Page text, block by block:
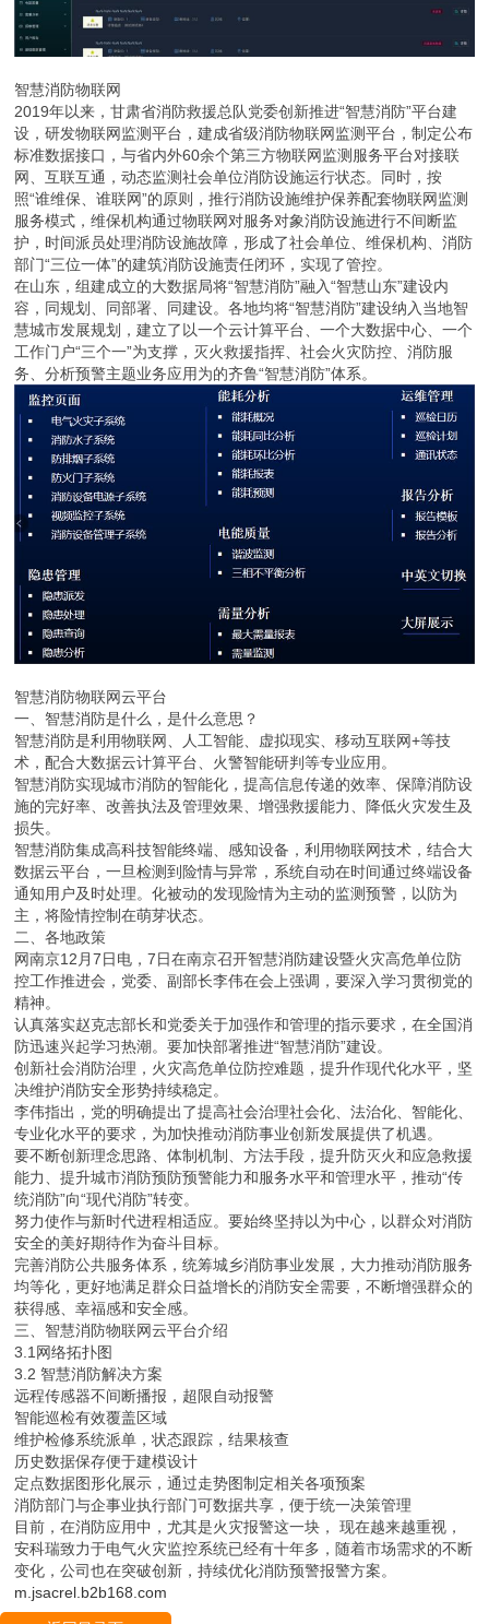
智慧消防物联网
2019年以来，甘肃省消防救援总队党委创新推进“智慧消防”平台建
设，研发物联网监测平台，建成省级消防物联网监测平台，制定公布
标准数据接口，与省内外60余个第三方物联网监测服务平台对接联
网、互联互通，动态监测社会单位消防设施运行状态。同时，按
照“谁维保、谁联网”的原则，推行消防设施维护保养配套物联网监测
服务模式，维保机构通过物联网对服务对象消防设施进行不间断监
护，时间派员处理消防设施故障，形成了社会单位、维保机构、消防
部门“三位一体”的建筑消防设施责任闭环，实现了管控。
在山东，组建成立的大数据局将“智慧消防”融入“智慧山东”建设内
容，同规划、同部署、同建设。各地均将“智慧消防”建设纳入当地智
慧城市发展规划，建立了以一个云计算平台、一个大数据中心、一个
工作门户“三个一”为支撑，灭火救援指挥、社会火灾防控、消防服
务、分析预警主题业务应用为的齐鲁“智慧消防”体系。
智慧消防物联网云平台
一、智慧消防是什么，是什么意思？
智慧消防是利用物联网、人工智能、虚拟现实、移动互联网+等技
术，配合大数据云计算平台、火警智能研判等专业应用。
智慧消防实现城市消防的智能化，提高信息传递的效率、保障消防设
施的完好率、改善执法及管理效果、增强救援能力、降低火灾发生及
损失。
智慧消防集成高科技智能终端、感知设备，利用物联网技术，结合大
数据云平台，一旦检测到险情与异常，系统自动在时间通过终端设备
通知用户及时处理。化被动的发现险情为主动的监测预警，以防为
主，将险情控制在萌芽状态。
二、各地政策
网南京12月7日电，7日在南京召开智慧消防建设暨火灾高危单位防
控工作推进会，党委、副部长李伟在会上强调，要深入学习贯彻党的
精神。
认真落实赵克志部长和党委关于加强作和管理的指示要求，在全国消
防迅速兴起学习热潮。要加快部署推进“智慧消防”建设。
创新社会消防治理，火灾高危单位防控难题，提升作现代化水平，坚
决维护消防安全形势持续稳定。
李伟指出，党的明确提出了提高社会治理社会化、法治化、智能化、
专业化水平的要求，为加快推动消防事业创新发展提供了机遇。
要不断创新理念思路、体制机制、方法手段，提升防灭火和应急救援
能力、提升城市消防预防预警能力和服务水平和管理水平，推动“传
统消防”向“现代消防”转变。
努力使作与新时代进程相适应。要始终坚持以为中心，以群众对消防
安全的美好期待作为奋斗目标。
完善消防公共服务体系，统筹城乡消防事业发展，大力推动消防服务
均等化，更好地满足群众日益增长的消防安全需要，不断增强群众的
获得感、幸福感和安全感。
三、智慧消防物联网云平台介绍
3.1网络拓扑图
3.2 智慧消防解决方案
远程传感器不间断播报，超限自动报警
智能巡检有效覆盖区域
维护检修系统派单，状态跟踪，结果核查
历史数据保存便于建模设计
定点数据图形化展示，通过走势图制定相关各项预案
消防部门与企事业执行部门可数据共享，便于统一决策管理
目前，在消防应用中，尤其是火灾报警这一块， 现在越来越重视，
安科瑞致力于电气火灾监控系统已经有十年多，随着市场需求的不断
变化，公司也在突破创新，持续优化消防预警报警方案。
m.jsacrel.b2b168.com